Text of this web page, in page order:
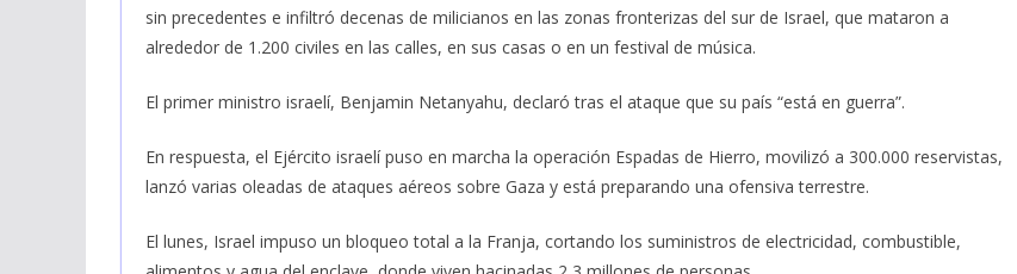
sin precedentes e infiltró decenas de milicianos en las zonas fronterizas del sur de Israel, que mataron a
alrededor de 1.200 civiles en las calles, en sus casas o en un festival de música.
El primer ministro israelí, Benjamin Netanyahu, declaró tras el ataque que su país “está en guerra”.
En respuesta, el Ejército israelí puso en marcha la operación Espadas de Hierro, movilizó a 300.000 reservistas,
lanzó varias oleadas de ataques aéreos sobre Gaza y está preparando una ofensiva terrestre.
El lunes, Israel impuso un bloqueo total a la Franja, cortando los suministros de electricidad, combustible,